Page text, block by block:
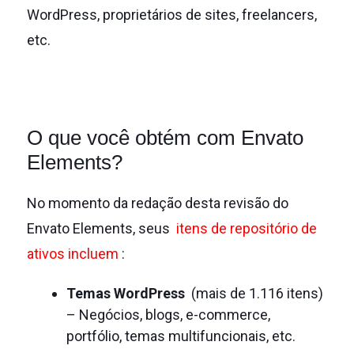
WordPress, proprietários de sites, freelancers,
etc.
O que você obtém com Envato
Elements?
No momento da redação desta revisão do
Envato Elements, seus itens de repositório de
ativos incluem :
Temas WordPress(mais de 1.116 itens)
– Negócios, blogs, e-commerce,
portfólio, temas multifuncionais, etc.